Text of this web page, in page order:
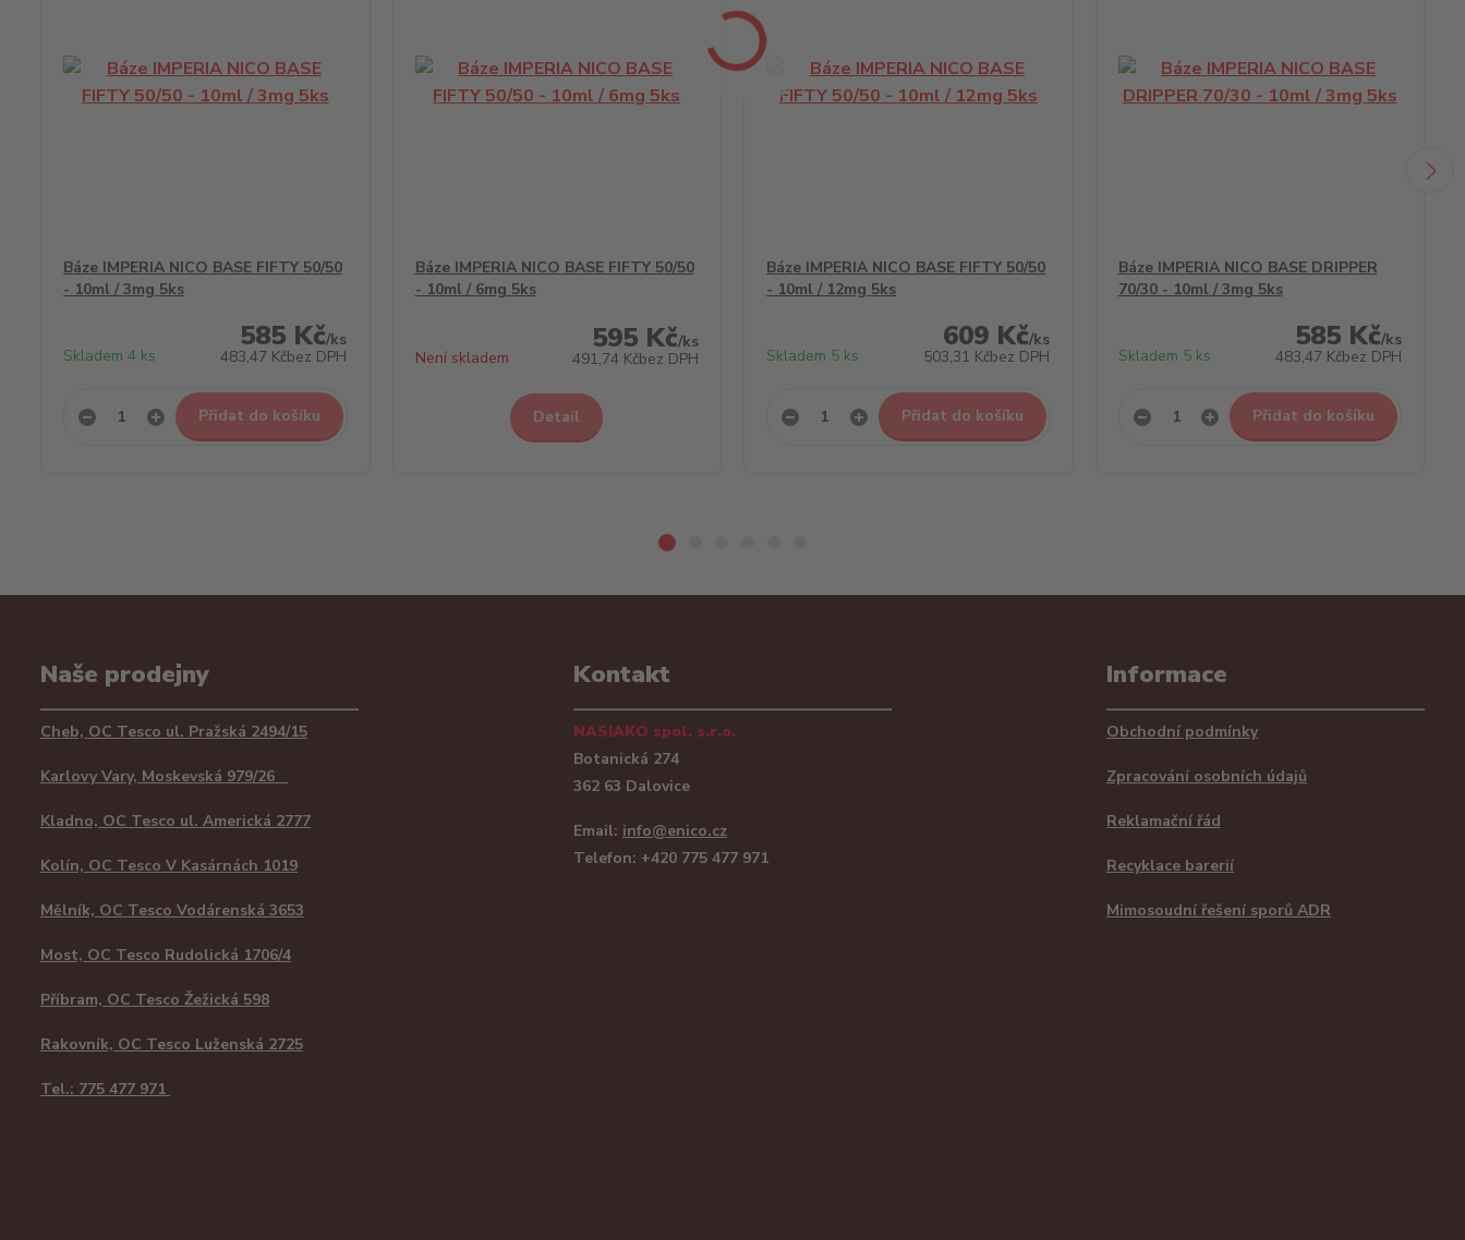
Báze IMPERIA NICO BASE FIFTY 50/50
- 10ml / 3mg 5ks
585 Kč/ks
483,47 Kčbez DPH
Skladem 4 ks
Přidat do košíku
Báze IMPERIA NICO BASE FIFTY 50/50
- 10ml / 6mg 5ks
595 Kč/ks
491,74 Kčbez DPH
Není skladem
Detail
Báze IMPERIA NICO BASE FIFTY 50/50
- 10ml / 12mg 5ks
609 Kč/ks
503,31 Kčbez DPH
Skladem 5 ks
Přidat do košíku
Báze IMPERIA NICO BASE DRIPPER
70/30 - 10ml / 3mg 5ks
585 Kč/ks
483,47 Kčbez DPH
Skladem 5 ks
Přidat do košíku
Naše prodejny
Cheb, OC Tesco ul. Pražská 2494/15
Karlovy Vary, Moskevská 979/26
Kladno, OC Tesco ul. Americká 2777
Kolín, OC Tesco V Kasárnách 1019
Mělník, OC Tesco Vodárenská 3653
Most, OC Tesco Rudolická 1706/4
Příbram, OC Tesco Žežická 598
Rakovník, OC Tesco Luženská 2725
Tel.: 775 477 971
Kontakt
NASIAKO spol. s.r.o.
Botanická 274
362 63 Dalovice
Email: info@enico.cz
Telefon: +420 775 477 971
Informace
Obchodní podmínky
Zpracování osobních údajů
Reklamační řád
Recyklace barerií
Mimosoudní řešení sporů ADR